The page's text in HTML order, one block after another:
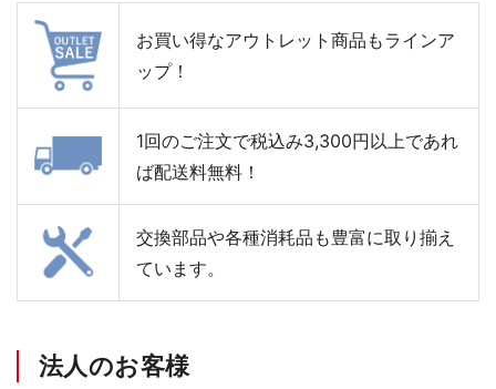
お買い得なアウトレット商品もラインア
ップ！
1回のご注文で税込み3,300円以上であれ
ば配送料無料！
交換部品や各種消耗品も豊富に取り揃え
ています。
法人のお客様